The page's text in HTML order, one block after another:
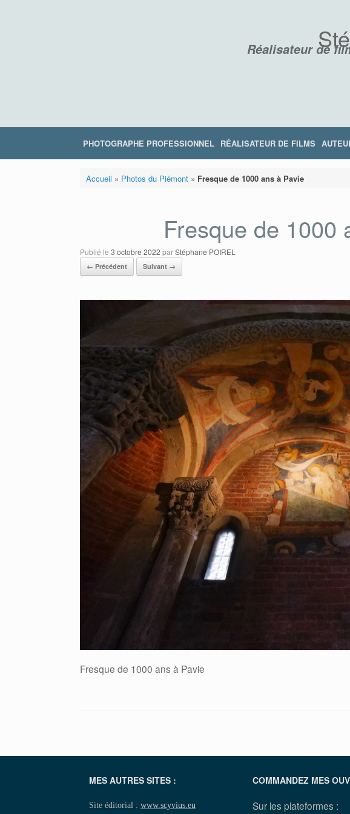
Réalisateur de
PHOTOGRAPHE PROFESSIONNEL RÉALISATEUR DE FILMS
Accueil » Photos du Piémont» Fresque de 1000 ans à Pavie
Fresque de 1000
Publié le 3 octobre 2022 parStéphane POIREL
← Précédent Suivant →
Fresque de 1000 ans à Pavie
MES AUTRES SITES :
Site éditorial : www.scyvius.eu
COMMANDEZ MES
Sur les plateformes :